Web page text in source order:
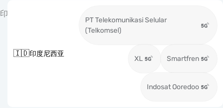
印
🇮🇩印度尼西亚
PT Telekomunikasi Selular
(Telkomsel)
XL Smartfren
Indosat Ooredoo